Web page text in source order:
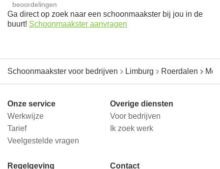
beoordelingen
Ga direct op zoek naar een schoonmaakster bij jou in de
buurt! Schoonmaakster aanvragen
Schoonmaakster voor bedrijven Limburg Roerdalen
Onze service
Werkwijze
Tarief
Veelgestelde vragen
Overige diensten
Voor bedrijven
Ik zoek werk
Regelgeving Contact